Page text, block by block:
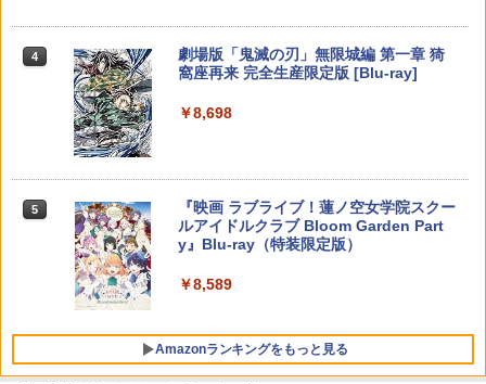
￥9,000
ニンテンドープリペイド番号 5000円|オ
ンラインコード版
【純正品】DualSense ワイヤレスコン
￥10,737
【国内正規品】Thrustmaster スラスト
S5、PS5 Pro、Xbox One、Xbox Serie
￥14,141
4
劇場版「鬼滅の刃」無限城編 第一章 猗
窩座再来 完全生産限定版 [Blu-ray]
￥8,698
5
『映画 ラブライブ！蓮ノ空女学院スクー
ルアイドルクラブ Bloom Garden Part
y』Blu-ray（特装限定版）
￥8,589
Amazonランキングをもっと見る